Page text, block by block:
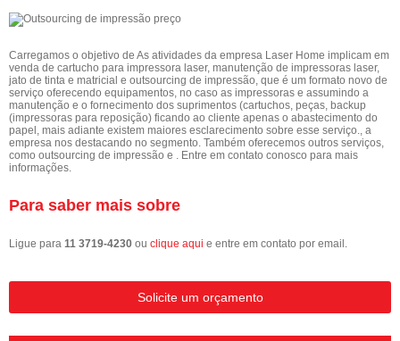
Carregamos o objetivo de As atividades da empresa Laser Home implicam em
venda de cartucho para impressora laser, manutenção de impressoras laser,
jato de tinta e matricial e outsourcing de impressão, que é um formato novo de
serviço oferecendo equipamentos, no caso as impressoras e assumindo a
manutenção e o fornecimento dos suprimentos (cartuchos, peças, backup
(impressoras para reposição) ficando ao cliente apenas o abastecimento do
papel, mais adiante existem maiores esclarecimento sobre esse serviço., a
empresa nos destacando no segmento. Também oferecemos outros serviços,
como outsourcing de impressão e . Entre em contato conosco para mais
informações.
Para saber mais sobre
Ligue para 11 3719-4230 ou clique aqui e entre em contato por email.
Solicite um orçamento